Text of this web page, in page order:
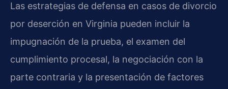
Las estrategias de defensa en casos de divorcio
por deserción en Virginia pueden incluir la
impugnación de la prueba, el examen del
cumplimiento procesal, la negociación con la
parte contraria y la presentación de factores